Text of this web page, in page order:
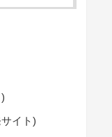
イト)